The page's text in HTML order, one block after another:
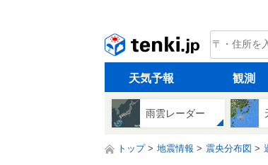
tenki.jp
天気予報 観測
雨雲レーダー
トップ 地震情報 震央分布図